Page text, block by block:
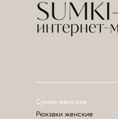
Сумки женские
Рюкзаки женские